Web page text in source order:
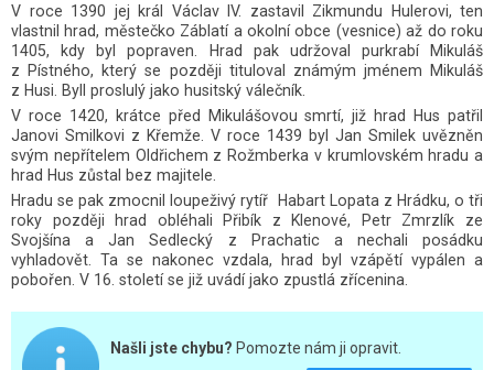
V roce 1390 jej král Václav IV. zastavil Zikmundu Hulerovi, ten
vlastnil hrad, městečko Záblatí a okolní obce (vesnice) až do roku
1405, kdy byl popraven. Hrad pak udržoval purkrabí Mikuláš
z Pístného, který se později tituloval známým jménem Mikuláš
z Husi. Byll proslulý jako husitský válečník.
V roce 1420, krátce před Mikulášovou smrtí, již hrad Hus patřil
Janovi Smilkovi z Křemže. V roce 1439 byl Jan Smilek uvězněn
svým nepřítelem Oldřichem z Rožmberka v krumlovském hradu a
hrad Hus zůstal bez majitele.
Hradu se pak zmocnil loupeživý rytíř Habart Lopata z Hrádku, o tři
roky později hrad obléhali Přibík z Klenové, Petr Zmrzlík ze
Svojšína a Jan Sedlecký z Prachatic a nechali posádku
vyhladovět. Ta se nakonec vzdala, hrad byl vzápětí vypálen a
pobořen. V 16. století se již uvádí jako zpustlá zřícenina.
Našli jste chybu? Pomozte nám ji opravit.